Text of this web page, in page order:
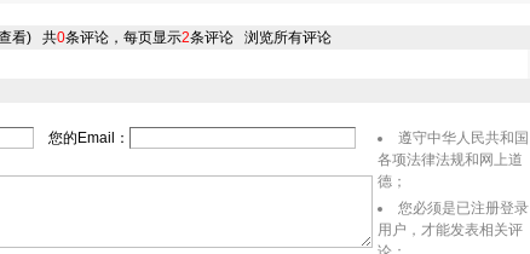
看) 共0条评论，每页显示2条评论 浏览所有评论
您的Email：
遵守中华人民共和国
各项法律法规和网上道
德；
您必须是已注册登录
用户，才能发表相关评